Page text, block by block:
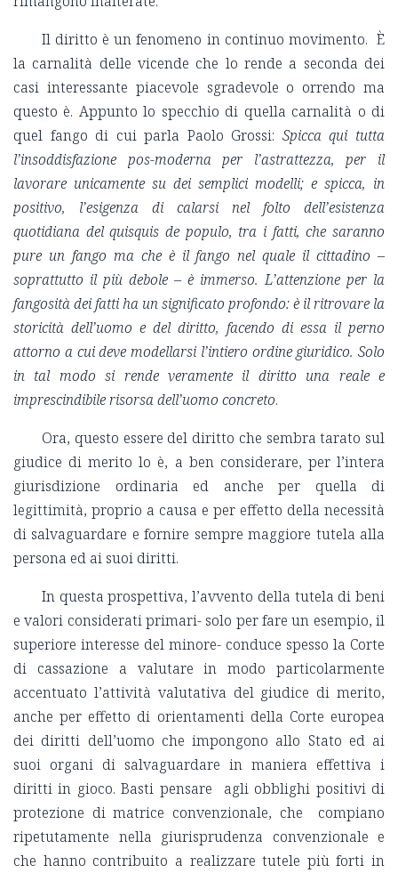
Il diritto è un fenomeno in continuo movimento. È
la carnalità delle vicende che lo rende a seconda dei
casi interessante piacevole sgradevole o orrendo ma
questo è. Appunto lo specchio di quella carnalità o di
quel fango di cui parla Paolo Grossi: Spicca qui tutta
l’insoddisfazione pos-moderna per l’astrattezza, per il
lavorare unicamente su dei semplici modelli; e spicca, in
positivo, l’esigenza di calarsi nel folto dell’esistenza
quotidiana del quisquis de populo, tra i fatti, che saranno
pure un fango ma che è il fango nel quale il cittadino –
soprattutto il più debole – è immerso. L’attenzione per la
fangosità dei fatti ha un significato profondo: è il ritrovare la
storicità dell’uomo e del diritto, facendo di essa il perno
attorno a cui deve modellarsi l’intiero ordine giuridico. Solo
in tal modo si rende veramente il diritto una reale e
imprescindibile risorsa dell’uomo concreto.
Ora, questo essere del diritto che sembra tarato sul
giudice di merito lo è, a ben considerare, per l’intera
giurisdizione ordinaria ed anche per quella di
legittimità, proprio a causa e per effetto della necessità
di salvaguardare e fornire sempre maggiore tutela alla
persona ed ai suoi diritti.
In questa prospettiva, l’avvento della tutela di beni
e valori considerati primari- solo per fare un esempio, il
superiore interesse del minore- conduce spesso la Corte
di cassazione a valutare in modo particolarmente
accentuato l’attività valutativa del giudice di merito,
anche per effetto di orientamenti della Corte europea
dei diritti dell’uomo che impongono allo Stato ed ai
suoi organi di salvaguardare in maniera effettiva i
diritti in gioco. Basti pensare agli obblighi positivi di
protezione di matrice convenzionale, che compiano
ripetutamente nella giurisprudenza convenzionale e
che hanno contribuito a realizzare tutele più forti in